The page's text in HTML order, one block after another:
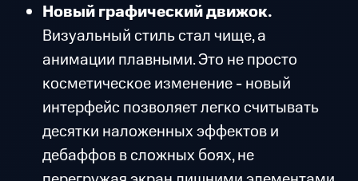
Новый графический движок.
Визуальный стиль стал чище, а
анимации плавными. Это не просто
косметическое изменение - новый
интерфейс позволяет легко считывать
десятки наложенных эффектов и
дебаффов в сложных боях, не